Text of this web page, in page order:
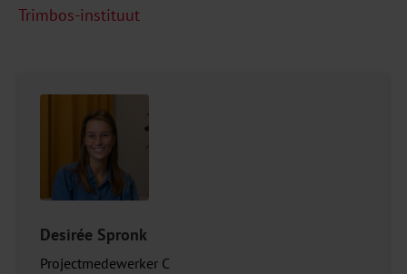
Trimbos-instituut
Desirée Spronk
Projectmedewerker C